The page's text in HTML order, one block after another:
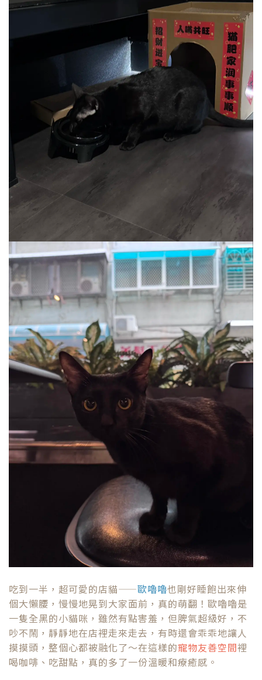
吃到一半，超可愛的店貓——歐嚕嚕也剛好睡飽出來伸
個大懶腰，慢慢地晃到大家面前，真的萌翻！歐嚕嚕是
一隻全黑的小貓咪，雖然有點害羞，但脾氣超級好，不
吵不鬧，靜靜地在店裡走來走去，有時還會乖乖地讓人
摸摸頭，整個心都被融化了～在這樣的寵物友善空間裡
喝咖啡、吃甜點，真的多了一份溫暖和療癒感。